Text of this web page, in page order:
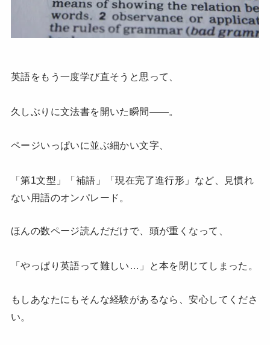
英語をもう一度学び直そうと思って、
久しぶりに文法書を開いた瞬間——。
ページいっぱいに並ぶ細かい文字、
「第1文型」「補語」「現在完了進行形」など、見慣れ
ない用語のオンパレード。
ほんの数ページ読んだだけで、頭が重くなって、
「やっぱり英語って難しい…」と本を閉じてしまった。
もしあなたにもそんな経験があるなら、安心してくださ
い。